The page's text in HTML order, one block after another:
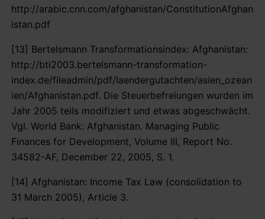
http://arabic.cnn.com/afghanistan/ConstitutionAfghan
istan.pdf
[13] Bertelsmann Transformationsindex: Afghanistan:
http://bti2003.bertelsmann-transformation-
index.de/fileadmin/pdf/laendergutachten/asien_ozean
ien/Afghanistan.pdf. Die Steuerbefreiungen wurden im
Jahr 2005 teils modifiziert und etwas abgeschwächt.
Vgl. World Bank: Afghanistan. Managing Public
Finances for Development, Volume III, Report No.
34582-AF, December 22, 2005, S. 1.
[14] Afghanistan: Income Tax Law (consolidation to
31 March 2005), Article 3.